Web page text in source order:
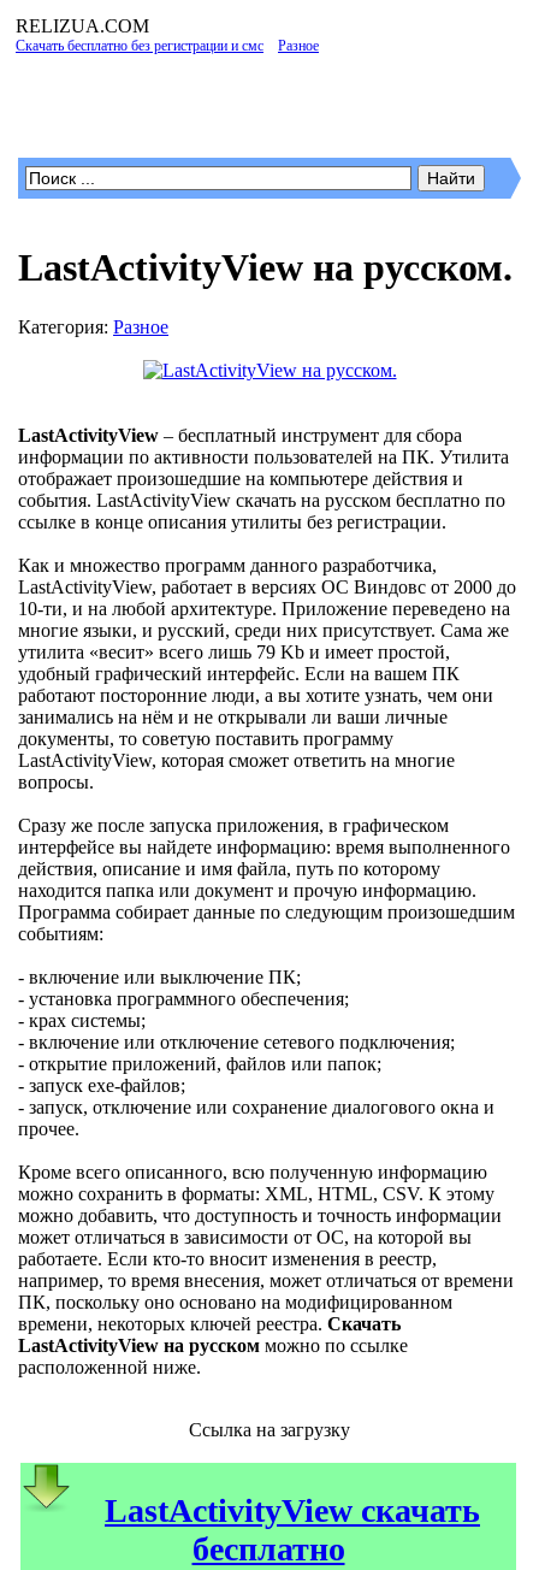
RELIZUA.COM
Скачать бесплатно без регистрации и смс Разное
LastActivityView на русском.
Категория: Разное
LastActivityView – бесплатный инструмент для сбора
информации по активности пользователей на ПК. Утилита
отображает произошедшие на компьютере действия и
события. LastActivityView скачать на русском бесплатно по
ссылке в конце описания утилиты без регистрации.
Как и множество программ данного разработчика,
LastActivityView, работает в версиях ОС Виндовс от 2000 до
10-ти, и на любой архитектуре. Приложение переведено на
многие языки, и русский, среди них присутствует. Сама же
утилита «весит» всего лишь 79 Kb и имеет простой,
удобный графический интерфейс. Если на вашем ПК
работают посторонние люди, а вы хотите узнать, чем они
занимались на нём и не открывали ли ваши личные
документы, то советую поставить программу
LastActivityView, которая сможет ответить на многие
вопросы.
Сразу же после запуска приложения, в графическом
интерфейсе вы найдете информацию: время выполненного
действия, описание и имя файла, путь по которому
находится папка или документ и прочую информацию.
Программа собирает данные по следующим произошедшим
событиям:
- включение или выключение ПК;
- установка программного обеспечения;
- крах системы;
- включение или отключение сетевого подключения;
- открытие приложений, файлов или папок;
- запуск exe-файлов;
- запуск, отключение или сохранение диалогового окна и
прочее.
Кроме всего описанного, всю полученную информацию
можно сохранить в форматы: XML, HTML, CSV. К этому
можно добавить, что доступность и точность информации
может отличаться в зависимости от ОС, на которой вы
работаете. Если кто-то вносит изменения в реестр,
например, то время внесения, может отличаться от времени
ПК, поскольку оно основано на модифицированном
времени, некоторых ключей реестра. Скачать
LastActivityView на русском можно по ссылке
расположенной ниже.
Ссылка на загрузку
LastActivityView скачать
бесплатно